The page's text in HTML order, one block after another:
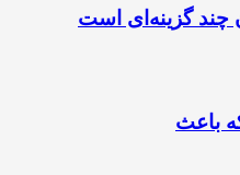
چند گزينه‌ای است
باعث